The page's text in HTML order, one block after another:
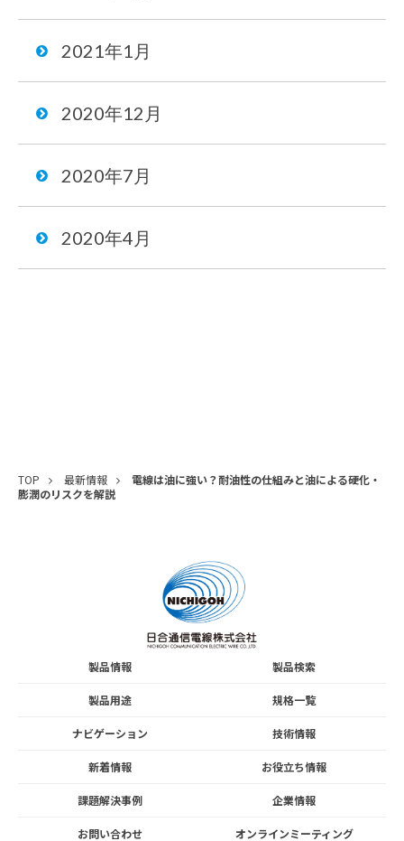
2021年1月
2020年12月
2020年7月
2020年4月
TOP 最新情報
電線は油に強い？耐油性の仕組みと油による硬化・
膨潤のリスクを解説
製品情報 製品検索
製品用途 規格一覧
ナビゲーション 技術情報
新着情報 お役立ち情報
課題解決事例 企業情報
お問い合わせ オンラインミーティング